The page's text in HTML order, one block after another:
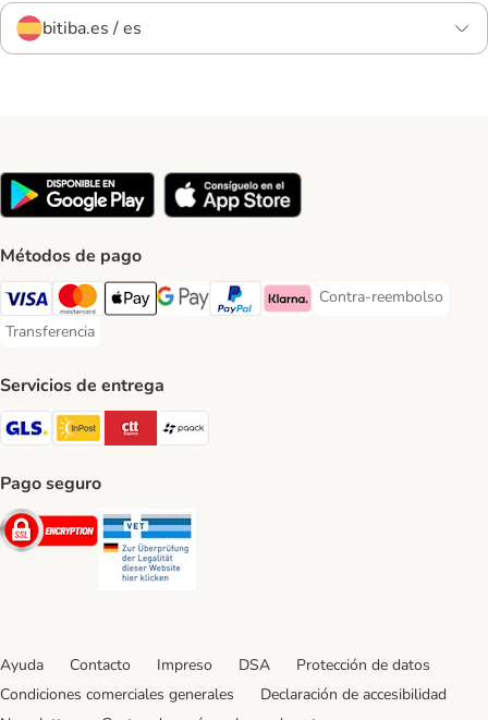
bitiba.es / es
Métodos de pago
Visa Payment Method
Mastercard Payment Method
Apple Pay Payment Method
Google Pay Payment Method
PayPal Payment Method
Klarna Payment Method
Contra-reembolso
Contra-reembolso
Transferencia
Transferencia Payment Method
Servicios de entrega
GLS Shipping Method
InPost Shipping Method
CTTExpress Shipping Method
paack Shipping Method
Pago seguro
Security
Ayuda Contacto Impreso DSA
Protección de datos
Condiciones comerciales generales
Declaración de accesibilidad